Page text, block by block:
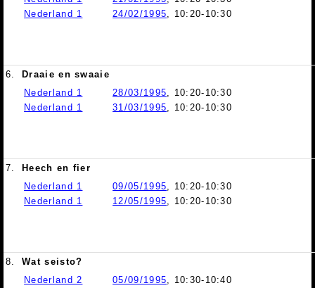
Nederland 1
24/02/1995 , 10:20-10:30
6.
Draaie en swaaie
Nederland 1
28/03/1995 , 10:20-10:30
Nederland 1
31/03/1995 , 10:20-10:30
7.
Heech en fier
Nederland 1
09/05/1995 , 10:20-10:30
Nederland 1
12/05/1995 , 10:20-10:30
8.
Wat seisto?
Nederland 2
05/09/1995 , 10:30-10:40